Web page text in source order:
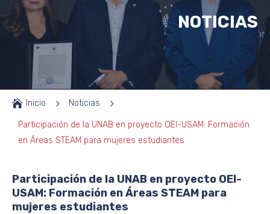
NOTICIAS
 Inicio 5 Noticias 5
Participación de la UNAB en proyecto OEI-USAM: Formación
en Áreas STEAM para mujeres estudiantes
Participación de la UNAB en proyecto OEI-
USAM: Formación en Áreas STEAM para
mujeres estudiantes